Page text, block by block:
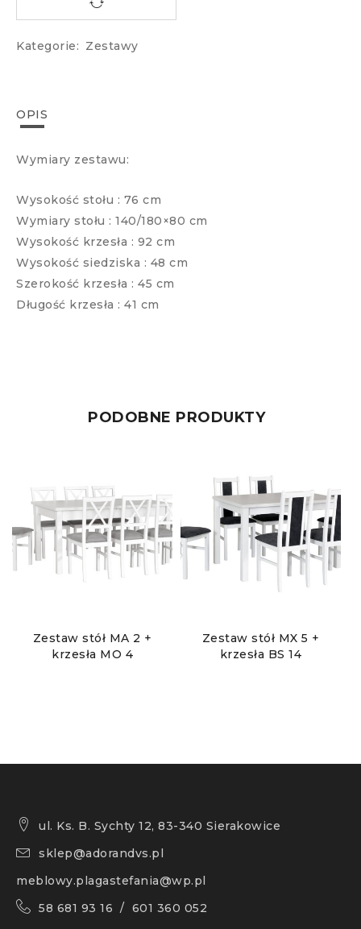
Kategorie: Zestawy
OPIS
Wymiary zestawu:
Wysokość stołu : 76 cm
Wymiary stołu : 140/180×80 cm
Wysokość krzesła : 92 cm
Wysokość siedziska : 48 cm
Szerokość krzesła : 45 cm
Długość krzesła : 41 cm
PODOBNE PRODUKTY
Zestaw stół MA 2 +
krzesła MO 4
Zestaw stół MX 5 +
krzesła BS 14
ul. Ks. B. Sychty 12, 83-340 Sierakowice
sklep@adorandvs.pl
meblowy.plagastefania@wp.pl
58 681 93 16 / 601 360 052